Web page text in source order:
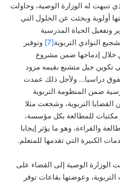
تنبهت له الوزارة الوصية، وحاولت
أولوية وبحثت عن الحلول التي
وتفعيل الحياة المدرسية
النوادي التربوية[7]
وتوفير
خلال إدماجها ضمن مشروع
جيل متشبع بقيمه مزود
دراسيا… ولأجل ذلك عمدت
ضمن المنظومة التربوية
القضايا التربوية، وشجعت مثلا
مكتبات للمطالعة بكل مؤسسة،
والقراءة، وهو ما يؤثر إيجابا
الكبيرة التي تقدمها للمتعلم.
الوزارة الوصية إلى القضاء على
وعوضتها بقاعات توفر